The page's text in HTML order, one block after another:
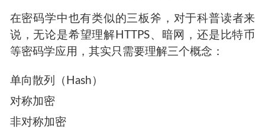
（电影《一代宗师》剧照）